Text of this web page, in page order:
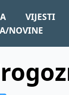
VIJESTI
NOVINE